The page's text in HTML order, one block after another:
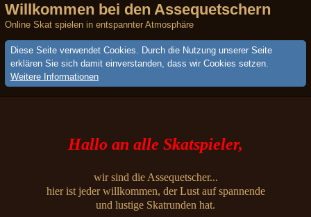
Willkommen bei den Assequetschern
Online Skat spielen in entspannter Atmosphäre
Diese Seite verwendet Cookies. Durch die Nutzung unserer Seite
erklären Sie sich damit einverstanden, dass wir Cookies setzen.
Weitere Informationen
Hallo an alle Skatspieler,
wir sind die Assequetscher...
hier ist jeder willkommen, der Lust auf spannende
und lustige Skatrunden hat.